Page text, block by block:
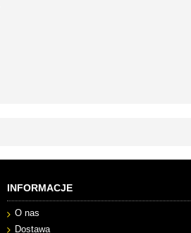
INFORMACJE
O nas
Dostawa